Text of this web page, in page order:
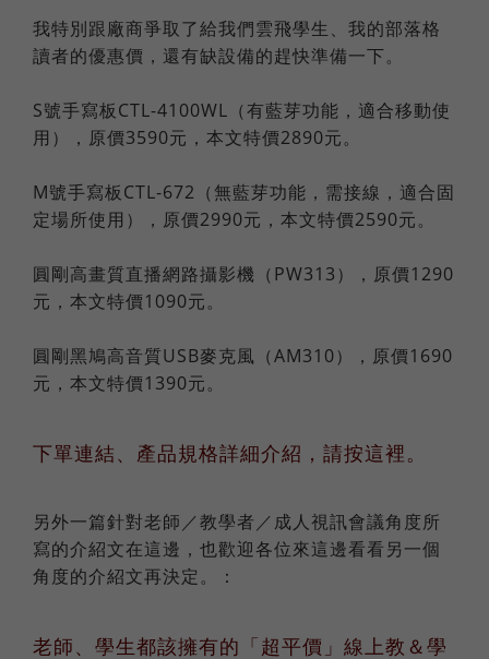
我特別跟廠商爭取了給我們雲飛學生、我的部落格
讀者的優惠價，還有缺設備的趕快準備一下。
S號手寫板CTL-4100WL（有藍芽功能，適合移動使
用），原價3590元，本文特價2890元。
M號手寫板CTL-672（無藍芽功能，需接線，適合固
定場所使用），原價2990元，本文特價2590元。
圓剛高畫質直播網路攝影機（PW313），原價1290
元，本文特價1090元。
圓剛黑鳩高音質USB麥克風（AM310），原價1690
元，本文特價1390元。
下單連結、產品規格詳細介紹，請按這裡。
另外一篇針對老師／教學者／成人視訊會議角度所
寫的介紹文在這邊，也歡迎各位來這邊看看另一個
角度的介紹文再決定。：
老師、學生都該擁有的「超平價」線上教＆學